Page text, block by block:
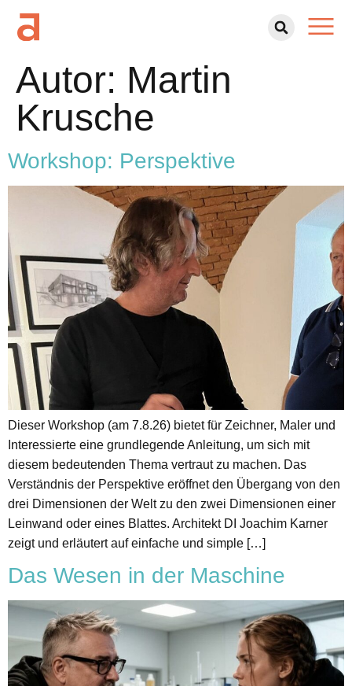
Autor: Martin
Krusche
Workshop: Perspektive
Dieser Workshop (am 7.8.26) bietet für Zeichner, Maler und
Interessierte eine grundlegende Anleitung, um sich mit
diesem bedeutenden Thema vertraut zu machen. Das
Verständnis der Perspektive eröffnet den Übergang von den
drei Dimensionen der Welt zu den zwei Dimensionen einer
Leinwand oder eines Blattes. Architekt DI Joachim Karner
zeigt und erläutert auf einfache und simple […]
Das Wesen in der Maschine